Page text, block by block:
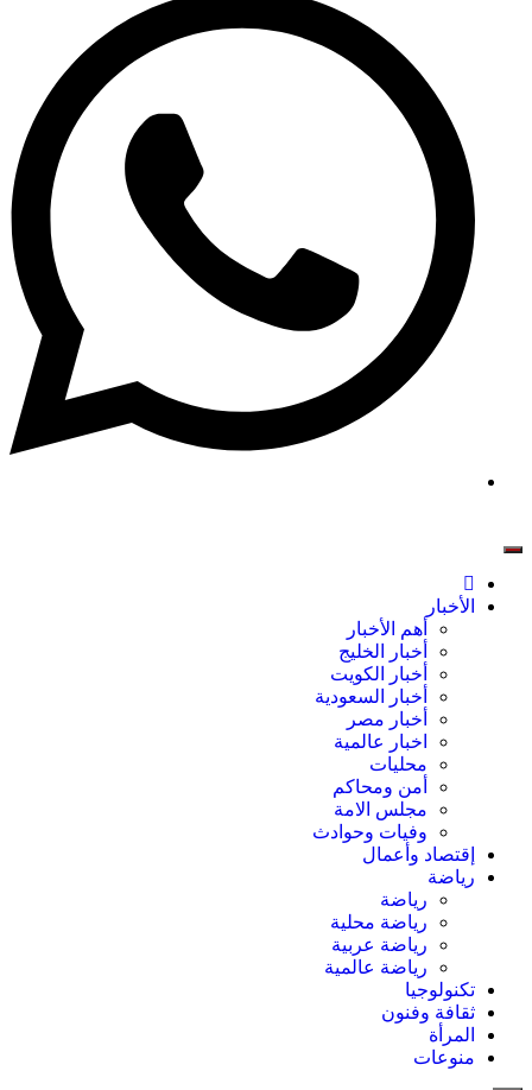
الأخبار
أهم الأخبار
أخبار الخليج
أخبار الكويت
أخبار السعودية
أخبار مصر
اخبار عالمية
محليات
أمن ومحاكم
مجلس الامة
وفيات وحوادث
إقتصاد وأعمال
رياضة
رياضة
رياضة محلية
رياضة عربية
رياضة عالمية
تكنولوجيا
ثقافة وفنون
المرأة
منوعات